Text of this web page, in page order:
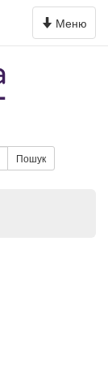
Toggle
navigation
Меню
Пошук